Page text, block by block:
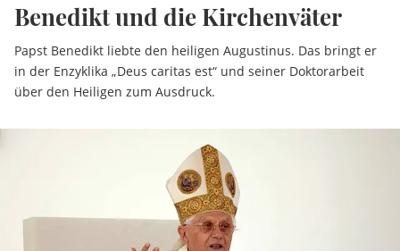
Benedikt und die Kirchenväter
Papst Benedikt liebte den heiligen Augustinus. Das bringt er
in der Enzyklika „Deus caritas est“ und seiner Doktorarbeit
über den Heiligen zum Ausdruck.